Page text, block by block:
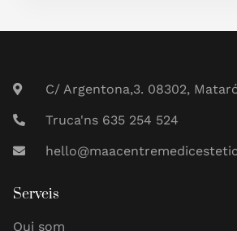
C/ Argentona,3. 08302,
Truca'ns 635 254 524
Serveis
Qui som